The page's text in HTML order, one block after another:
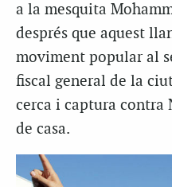
a la mesquita
després que aquest
moviment popular al
fiscal general de la
cerca i captura contra
de casa.